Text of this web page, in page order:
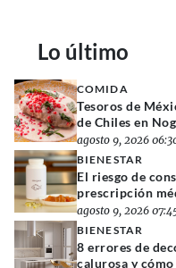
Lo último
COMIDA
Tesoros de
de Chiles en
agosto 9, 2026
BIENESTAR
El riesgo de
prescripción
agosto 9, 2026
BIENESTAR
8 errores de
calurosa y